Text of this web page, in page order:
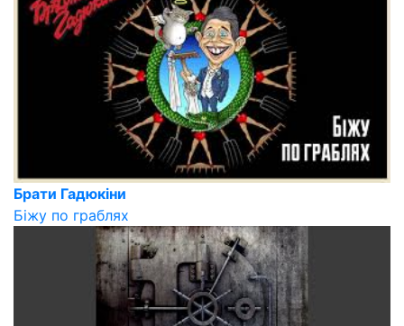
Брати Гадюкіни
Біжу по граблях